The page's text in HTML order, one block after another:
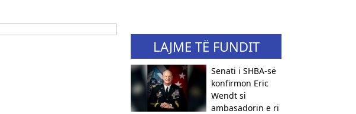
LAJME TË FUNDIT
Senati i SHBA-së
konfirmon Eric
Wendt si
ambasadorin e ri